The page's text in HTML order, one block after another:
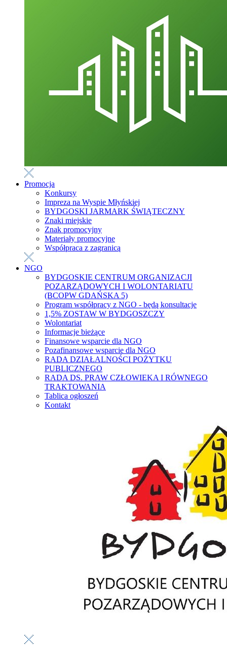
Promocja
Konkursy
Impreza na Wyspie Młyńskiej
BYDGOSKI JARMARK ŚWIĄTECZNY
Znaki miejskie
Znak promocyjny
Materiały promocyjne
Współpraca z zagranicą
NGO
BYDGOSKIE CENTRUM ORGANIZACJI
POZARZĄDOWYCH I WOLONTARIATU
(BCOPW GDAŃSKA 5)
Program współpracy z NGO - będą konsultacje
1,5% ZOSTAW W BYDGOSZCZY
Wolontariat
Informacje bieżące
Finansowe wsparcie dla NGO
Pozafinansowe wsparcie dla NGO
RADA DZIAŁALNOŚCI POŻYTKU
PUBLICZNEGO
RADA DS. PRAW CZŁOWIEKA I RÓWNEGO
TRAKTOWANIA
Tablica ogłoszeń
Kontakt